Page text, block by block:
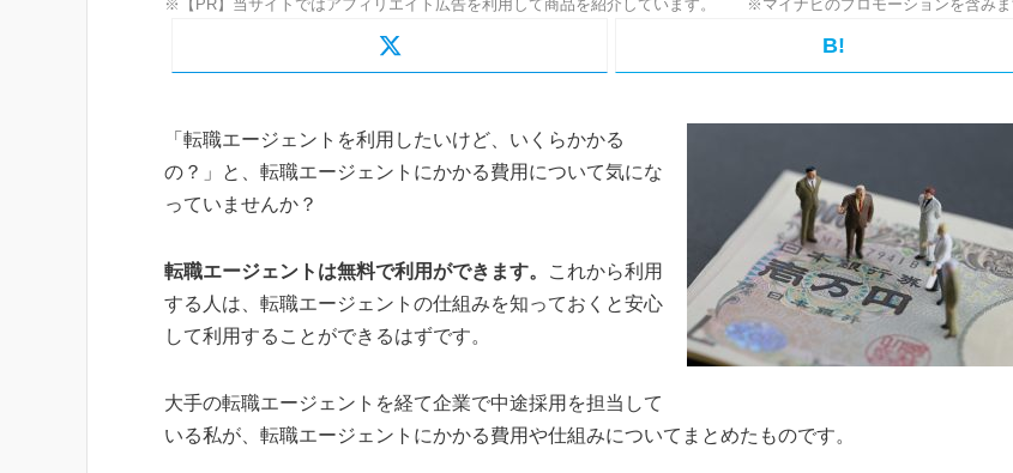
B!
「転職エージェントを利用したいけど、いくらかかる
の？」と、転職エージェントにかかる費用について気にな
っていませんか？
転職エージェントは無料で利用ができます。
これから利用
する人は、転職エージェントの仕組みを知っておくと安心
して利用することができるはずです。
大手の転職エージェントを経て企業で中途採用を担当して
いる私が、転職エージェントにかかる費用や仕組みについてまとめたものです。